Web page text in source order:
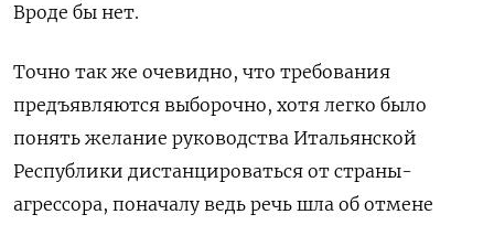
Вроде бы нет.
Точно так же очевидно, что требования
предъявляются выборочно, хотя легко было
понять желание руководства Итальянской
Республики дистанцироваться от страны-
агрессора, поначалу ведь речь шла об отмене